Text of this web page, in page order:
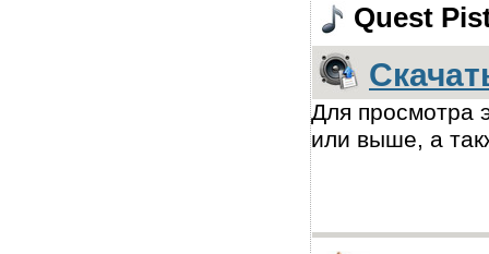
Quest
Для просмотра
или выше, а